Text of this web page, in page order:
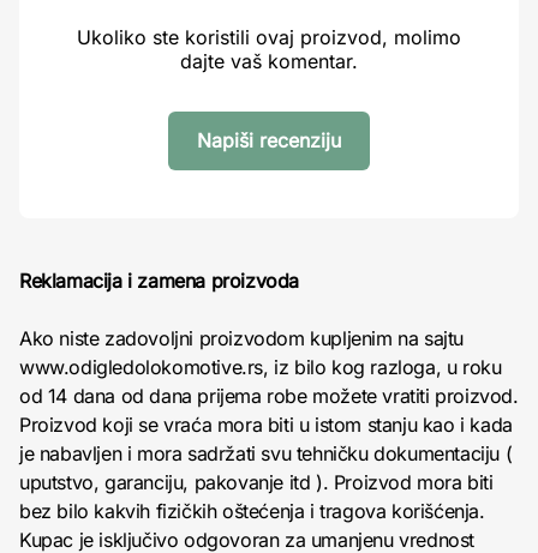
Ukoliko ste koristili ovaj proizvod, molimo
dajte vaš komentar.
Napiši recenziju
Reklamacija i zamena proizvoda
Ako niste zadovoljni proizvodom kupljenim na sajtu
www.odigledolokomotive.rs, iz bilo kog razloga, u roku
od 14 dana od dana prijema robe možete vratiti proizvod.
Proizvod koji se vraća mora biti u istom stanju kao i kada
je nabavljen i mora sadržati svu tehničku dokumentaciju (
uputstvo, garanciju, pakovanje itd ). Proizvod mora biti
bez bilo kakvih fizičkih oštećenja i tragova korišćenja.
Kupac je isključivo odgovoran za umanjenu vrednost